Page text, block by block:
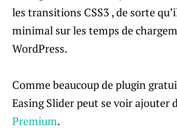
les transitions CSS3 , de sorte
minimal sur les temps de
WordPress.
Comme beaucoup de plugin
Easing Slider peut se voir ajouter
Premium.